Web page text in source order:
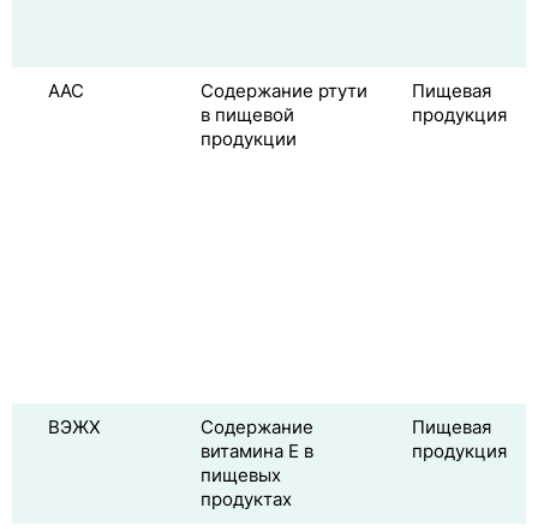
ААС
Содержание ртути
в пищевой
продукции
Пищевая
продукция
ВЭЖХ
Содержание
витамина E в
пищевых
продуктах
Пищевая
продукция